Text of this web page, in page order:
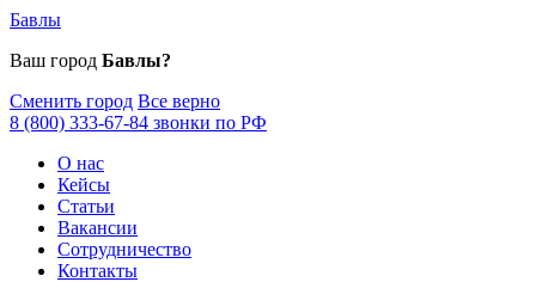
Бавлы
Ваш город Бавлы?
Сменить город Все верно
8 (800) 333-67-84 звонки по РФ
О нас
Кейсы
Статьи
Вакансии
Сотрудничество
Контакты